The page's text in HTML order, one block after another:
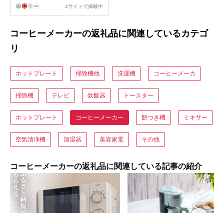
日用品 人気 おすすめ 送料無
4サイトで掲載中
コーヒーメーカーの返礼品に関連しているカテゴ
リ
ホットプレート 掃除機他 洗濯機 コーヒーメーカ
掃除機 テレビ 炊飯器 トースター
ホットプレート コーヒーメーカー 餅つき機 ミキサー
空気清浄機 加湿器 美容家電 その他
コーヒーメーカーの返礼品に関連している記事の紹介